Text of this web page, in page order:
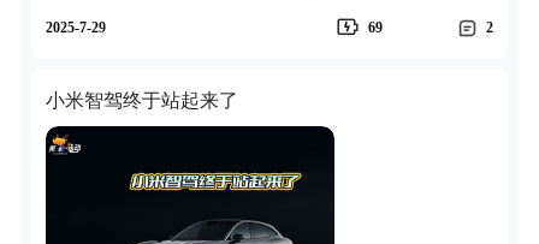
2025-7-29 69 2
小米智驾终于站起来了